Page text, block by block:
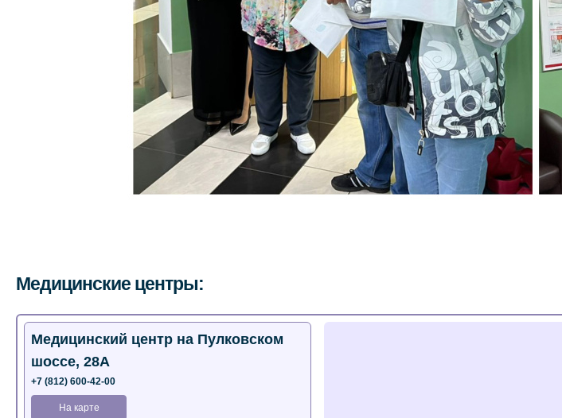
Медицинские центры:
Медицинский центр на Пулковском
шоссе, 28А
+7 (812) 600-42-00
На карте